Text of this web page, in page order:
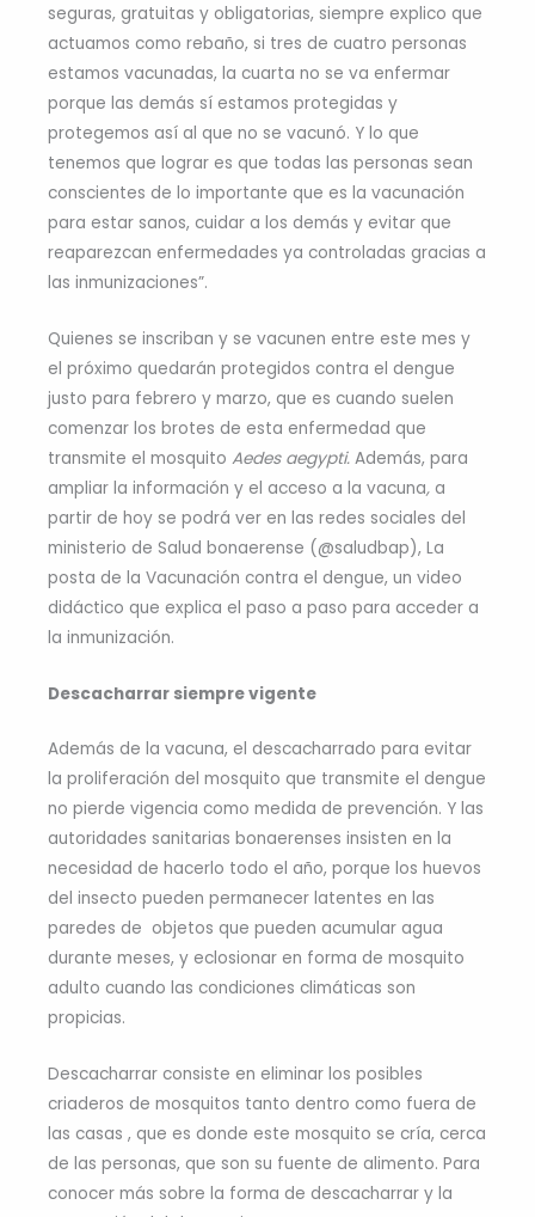
seguras, gratuitas y obligatorias, siempre explico que
actuamos como rebaño, si tres de cuatro personas
estamos vacunadas, la cuarta no se va enfermar
porque las demás sí estamos protegidas y
protegemos así al que no se vacunó. Y lo que
tenemos que lograr es que todas las personas sean
conscientes de lo importante que es la vacunación
para estar sanos, cuidar a los demás y evitar que
reaparezcan enfermedades ya controladas gracias a
las inmunizaciones”.
Quienes se inscriban y se vacunen entre este mes y
el próximo quedarán protegidos contra el dengue
justo para febrero y marzo, que es cuando suelen
comenzar los brotes de esta enfermedad que
transmite el mosquito Aedes aegypti. Además, para
ampliar la información y el acceso a la vacuna, a
partir de hoy se podrá ver en las redes sociales del
ministerio de Salud bonaerense (@saludbap), La
posta de la Vacunación contra el dengue, un video
didáctico que explica el paso a paso para acceder a
la inmunización.
Descacharrar siempre vigente
Además de la vacuna, el descacharrado para evitar
la proliferación del mosquito que transmite el dengue
no pierde vigencia como medida de prevención. Y las
autoridades sanitarias bonaerenses insisten en la
necesidad de hacerlo todo el año, porque los huevos
del insecto pueden permanecer latentes en las
paredes de objetos que pueden acumular agua
durante meses, y eclosionar en forma de mosquito
adulto cuando las condiciones climáticas son
propicias.
Descacharrar consiste en eliminar los posibles
criaderos de mosquitos tanto dentro como fuera de
las casas , que es donde este mosquito se cría, cerca
de las personas, que son su fuente de alimento. Para
conocer más sobre la forma de descacharrar y la